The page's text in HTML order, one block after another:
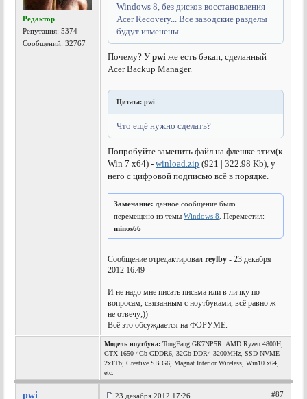
Редактор
Репутация:5374
Сообщений: 32767
Windows 8, без дисков восстановления
Acer Recovery... Все заводские разделы
будут изменены
Почему? Уpwi же есть бэкап, сделанный
Acer Backup Manager.
Цитата: pwi
Что ещё нужно сделать?
Попробуйте заменить файл на флешке этим(к
Win 7 x64) -winload.zip (921 | 322.98 Kb), у
него с цифровой подписью всё в порядке.
Замечание: данное сообщение было
перемещено из темыWindows 8 . Переместил:
minos66
Сообщение отредактировалreylby - 23 декабря
2012 16:49
---------------------------------------------------------
И не надо мне писать письма или в личку по
вопросам, связанным с ноутбуками, всё равно ж
не отвечу;))
Всё это обсуждается на ФОРУМЕ.
Модель ноутбука: TongFang GK7NP5R: AMD Ryzen 4800H,
GTX 1650 4Gb GDDR6, 32Gb DDR4-3200MHz, SSD NVME
2x1Tb; Creative SB G6, Magnat Interior Wireless, Win10 x64,
etc.
pwi 23 декабря 2012 17:26 #87